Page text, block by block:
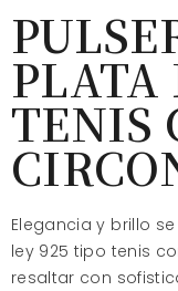
PLATA
TENIS
Elegancia y brillo
ley 925 tipo tenis
resaltar con